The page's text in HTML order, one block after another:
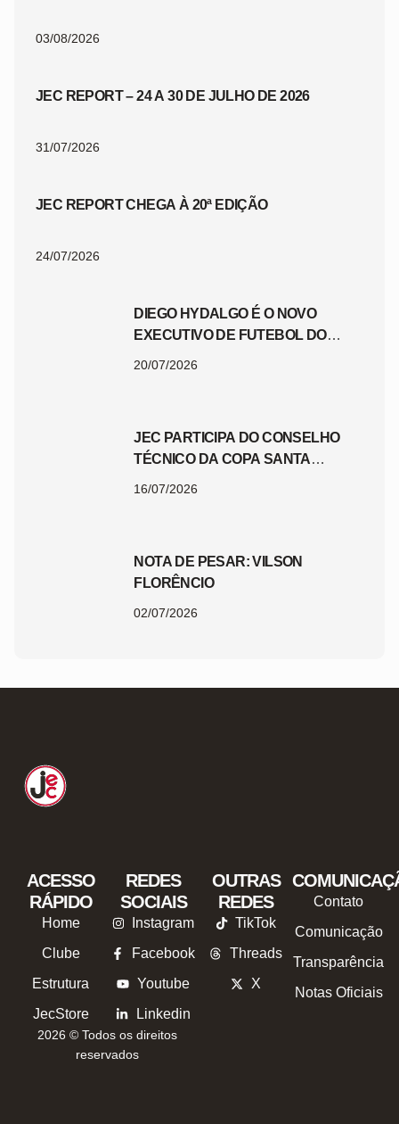
03/08/2026
JEC REPORT – 24 A 30 DE JULHO DE 2026
31/07/2026
JEC REPORT CHEGA À 20ª EDIÇÃO
24/07/2026
DIEGO HYDALGO É O NOVO
EXECUTIVO DE FUTEBOL DO
20/07/2026
JEC PARTICIPA DO CONSELHO
TÉCNICO DA COPA SANTA
16/07/2026
NOTA DE PESAR: VILSON
FLORÊNCIO
02/07/2026
ACESSO
RÁPIDO
Home
Clube
Estrutura
JecStore
REDES
SOCIAIS
Instagram
Facebook
Youtube
Linkedin
OUTRAS
REDES
TikTok
Threads
X
Contato
Comunicação
Transparência
Notas Oficiais
2026 © Todos os direitos
reservados